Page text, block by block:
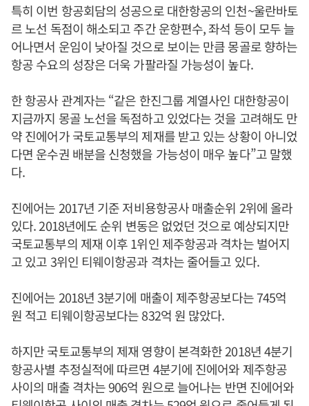
특히 이번 항공회담의 성공으로 대한항공의 인천~울란바토
르 노선 독점이 해소되고 주간 운항편수, 좌석 등이 모두 늘
어나면서 운임이 낮아질 것으로 보이는 만큼 몽골로 향하는
항공 수요의 성장은 더욱 가팔라질 가능성이 높다.
한 항공사 관계자는 “같은 한진그룹 계열사인 대한항공이
지금까지 몽골 노선을 독점하고 있었다는 것을 고려해도 만
약 진에어가 국토교통부의 제재를 받고 있는 상황이 아니었
다면 운수권 배분을 신청했을 가능성이 매우 높다”고 말했
다.
진에어는 2017년 기준 저비용항공사 매출순위 2위에 올라
있다. 2018년에도 순위 변동은 없었던 것으로 예상되지만
국토교통부의 제재 이후 1위인 제주항공과 격차는 벌어지
고 있고 3위인 티웨이항공과 격차는 줄어들고 있다.
진에어는 2018년 3분기에 매출이 제주항공보다는 745억
원 적고 티웨이항공보다는 832억 원 많았다.
하지만 국토교통부의 제재 영향이 본격화한 2018년 4분기
항공사별 추정실적에 따르면 4분기에 진에어와 제주항공
사이의 매출 격차는 906억 원으로 늘어나는 반면 진에어와